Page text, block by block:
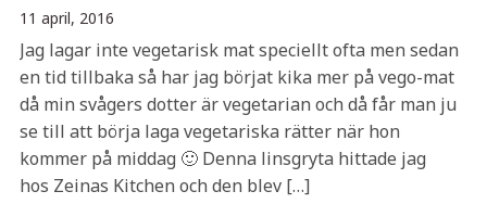
11 april, 2016
Jag lagar inte vegetarisk mat speciellt ofta men sedan
en tid tillbaka så har jag börjat kika mer på vego-mat
då min svågers dotter är vegetarian och då får man ju
se till att börja laga vegetariska rätter när hon
kommer på middag 🙂 Denna linsgryta hittade jag
hos Zeinas Kitchen och den blev […]